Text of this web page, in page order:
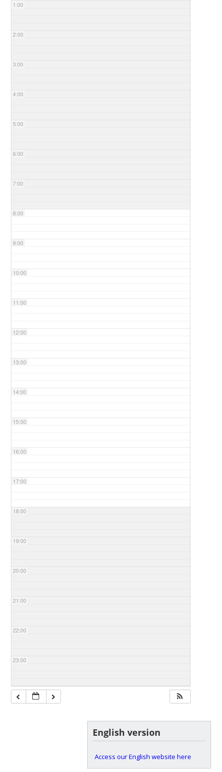
1:00
2:00
3:00
4:00
5:00
6:00
7:00
8:00
9:00
10:00
11:00
12:00
13:00
14:00
15:00
16:00
17:00
18:00
19:00
20:00
21:00
22:00
23:00
English version
Access our English website here